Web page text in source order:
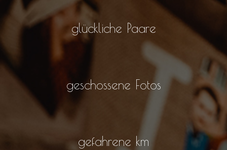
glückliche Paare
geschossene Fotos
gefahrene km